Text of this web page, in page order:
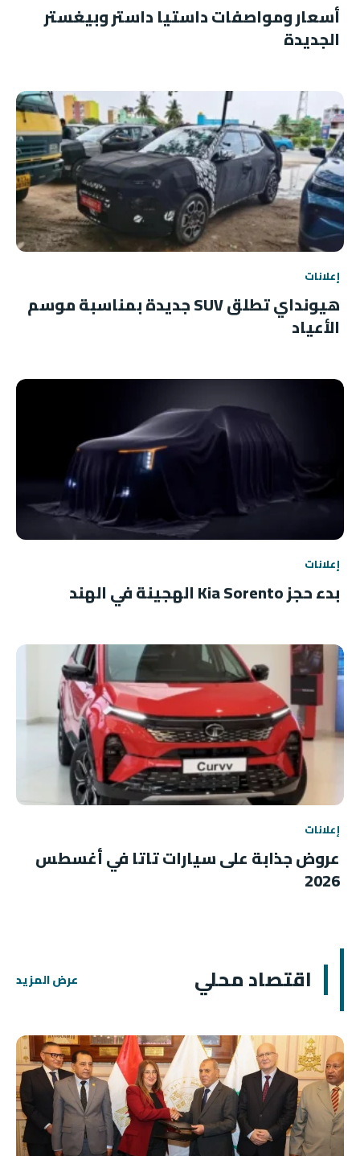
أسعار ومواصفات داستيا داستر وبيغستر
الجديدة
إعلانات
هيونداي تطلق SUV جديدة بمناسبة موسم
الأعياد
إعلانات
بدء حجز Kia Sorento الهجينة في الهند
إعلانات
عروض جذابة على سيارات تاتا في أغسطس
2026
اقتصاد محلي عرض المزيد